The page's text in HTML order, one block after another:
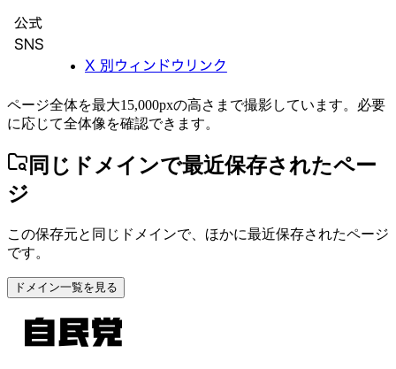
ページ全体を最大15,000pxの高さまで撮影しています。必要
に応じて全体像を確認できます。
同じドメインで最近保存されたペー
ジ
この保存元と同じドメインで、ほかに最近保存されたページ
です。
ドメイン一覧を見る